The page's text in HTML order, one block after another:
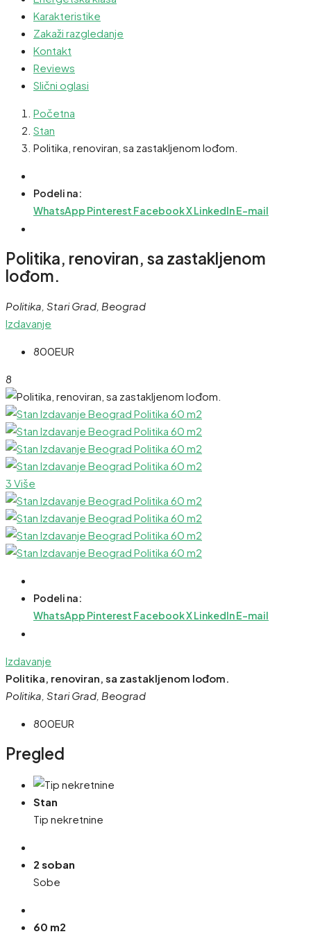
Karakteristike
Zakaži razgledanje
Kontakt
Reviews
Slični oglasi
Početna
Stan
Politika, renoviran, sa zastakljenom lođom.
Podeli na:
WhatsApp Pinterest FacebookXLinkedInE-mail
Politika, renoviran, sa zastakljenom
lođom.
Politika, Stari Grad, Beograd
Izdavanje
800EUR
8
3 Više
Podeli na:
WhatsApp Pinterest FacebookXLinkedInE-mail
Izdavanje
Politika, renoviran, sa zastakljenom lođom.
Politika, Stari Grad, Beograd
800EUR
Pregled
Stan
Tip nekretnine
2 soban
Sobe
60 m2